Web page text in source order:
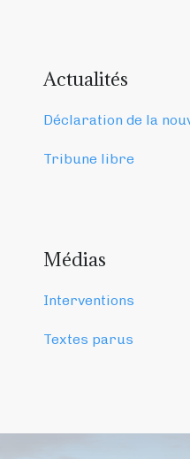
Actualités
Déclaration de la
Tribune libre
Médias
Interventions
Textes parus